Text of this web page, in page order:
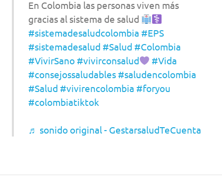
En Colombia las personas viven más
gracias al sistema de salud
#sistemadesaludcolombia #EPS
#sistemadesalud #Salud #Colombia
#VivirSano #vivirconsalud
#Vida
#consejossaludables #saludencolombia
#Salud #vivirencolombia #foryou
#colombiatiktok
♬ sonido original - GestarsaludTeCuenta